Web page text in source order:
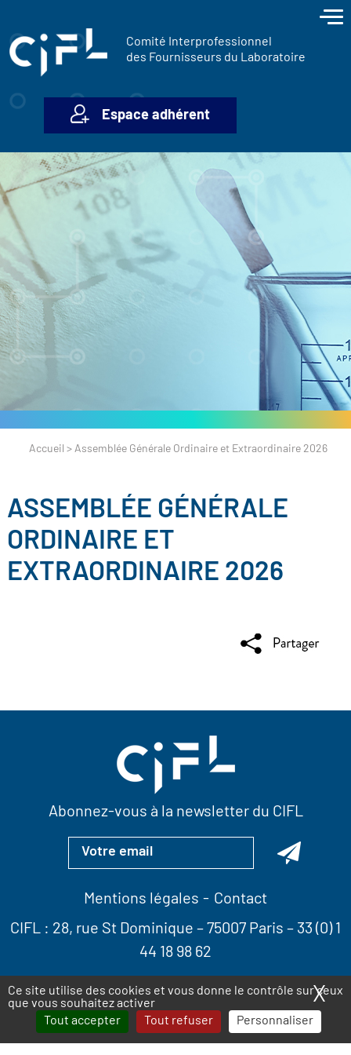
Ce site utilise des cookies et vous donne le contrôle sur ceux
que vous souhaitez activer
Tout accepter
Tout refuser Personnaliser
X
Comité Interprofessionnel
des Fournisseurs du Laboratoire
Espace adhérent
Accueil > Assemblée Générale Ordinaire et Extraordinaire 2026
ASSEMBLÉE GÉNÉRALE
ORDINAIRE ET
EXTRAORDINAIRE 2026
Abonnez-vous à la newsletter du CIFL
Mentions légales
Contact
CIFL : 28, rue St Dominique – 75007 Paris – 33 (0) 1
44 18 98 62